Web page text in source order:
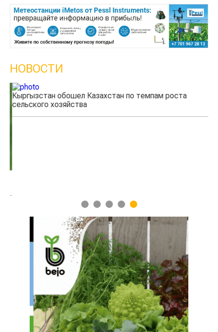
НОВОСТИ
Кыргызстан обошел Казахстан по темпам роста
сельского хозяйства
1 2 3 4 5